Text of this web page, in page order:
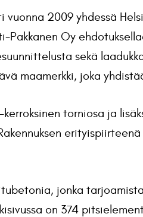
2009 yhdessä
Oy
sekä
maamerkki, joka
torniosa ja
jonka
on 374